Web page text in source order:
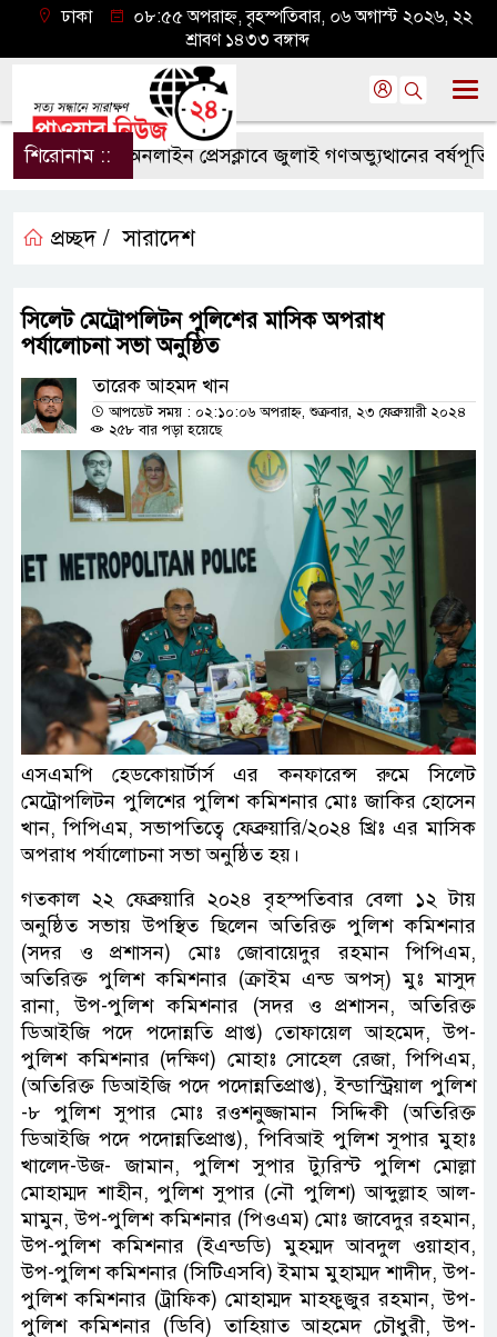
ঢাকা
০৮:৫৫ অপরাহ্ন, বৃহস্পতিবার, ০৬ অগাস্ট ২০২৬, ২২
শ্রাবণ ১৪৩৩ বঙ্গাব্দ
শিরোনাম ::
সিলেট অনলাইন প্রেসক্লাবে জুলাই গণঅভ্যুত্থানের বর্ষপূর্তি ও
প্রচ্ছদ / সারাদেশ
সিলেট মেট্রোপলিটন পুলিশের মাসিক অপরাধ
পর্যালোচনা সভা অনুষ্ঠিত
তারেক আহমদ খান
আপডেট সময় : ০২:১০:০৬ অপরাহ্ন, শুক্রবার, ২৩ ফেব্রুয়ারী ২০২৪
২৫৮ বার পড়া হয়েছে
এসএমপি হেডকোয়ার্টার্স এর কনফারেন্স রুমে সিলেট
মেট্রোপলিটন পুলিশের পুলিশ কমিশনার মোঃ জাকির হোসেন
খান, পিপিএম, সভাপতিত্বে ফেব্রুয়ারি/২০২৪ খ্রিঃ এর মাসিক
অপরাধ পর্যালোচনা সভা অনুষ্ঠিত হয়।
গতকাল ২২ ফেব্রুয়ারি ২০২৪ বৃহস্পতিবার বেলা ১২ টায়
অনুষ্ঠিত সভায় উপস্থিত ছিলেন অতিরিক্ত পুলিশ কমিশনার
(সদর ও প্রশাসন) মোঃ জোবায়েদুর রহমান পিপিএম,
অতিরিক্ত পুলিশ কমিশনার (ক্রাইম এন্ড অপস্) মুঃ মাসুদ
রানা, উপ-পুলিশ কমিশনার (সদর ও প্রশাসন, অতিরিক্ত
ডিআইজি পদে পদোন্নতি প্রাপ্ত) তোফায়েল আহমেদ, উপ-
পুলিশ কমিশনার (দক্ষিণ) মোহাঃ সোহেল রেজা, পিপিএম,
(অতিরিক্ত ডিআইজি পদে পদোন্নতিপ্রাপ্ত), ইন্ডাস্ট্রিয়াল পুলিশ
-৮ পুলিশ সুপার মোঃ রওশনুজ্জামান সিদ্দিকী (অতিরিক্ত
ডিআইজি পদে পদোন্নতিপ্রাপ্ত), পিবিআই পুলিশ সুপার মুহাঃ
খালেদ-উজ- জামান, পুলিশ সুপার ট্যুরিস্ট পুলিশ মোল্লা
মোহাম্মদ শাহীন, পুলিশ সুপার (নৌ পুলিশ) আব্দুল্লাহ আল-
মামুন, উপ-পুলিশ কমিশনার (পিওএম) মোঃ জাবেদুর রহমান,
উপ-পুলিশ কমিশনার (ইএন্ডডি) মুহম্মদ আবদুল ওয়াহাব,
উপ-পুলিশ কমিশনার (সিটিএসবি) ইমাম মুহাম্মদ শাদীদ, উপ-
পুলিশ কমিশনার (ট্রাফিক) মোহাম্মদ মাহফুজুর রহমান, উপ-
পুলিশ কমিশনার (ডিবি) তাহিয়াত আহমেদ চৌধুরী, উপ-